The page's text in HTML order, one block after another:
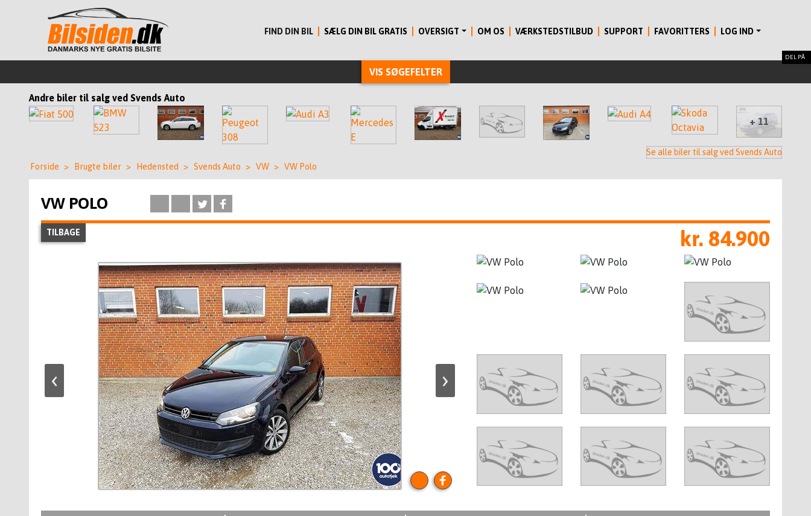
FIND DIN BIL SÆLG DIN BIL GRATIS OVERSIGT OM OS VÆRKSTEDSTILBUD SUPPORT FAVORITTERS LOG IND
VIS SØGEFELTER
Andre biler til salg ved Svends Auto
+ 11
Se alle biler til salg ved Svends Auto
Forside > Brugte biler > Hedensted > Svends Auto > VW > VW Polo
VW POLO
TILBAGE kr. 84.900
‹ ›
DEL PÅ